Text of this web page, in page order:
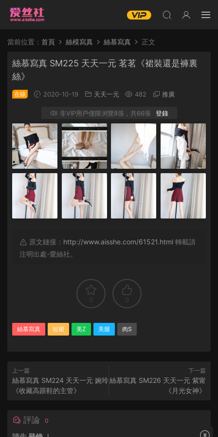
當前位置： 首頁 絲模寫真 絲慕寫真 正文
絲慕寫真 SM225 天天一元 茗茗《裙裝還是褲裏
絲》
在線 2020-10-19 天天一元 482 推廣
非VIP用戶僅限浏覽8張，共66張 登錄
原文鏈接： http://www.aisshe.com/61521.html 轉載請
注明出處-愛絲社。
0 0
絲慕寫真 短裙 美Z 美腿 肉S
上一篇
絲慕寫真 SM224 天天一元 婉玲
《收藏高跟鞋的主管》
下一篇
絲慕寫真 SM226 天天一元 紫甯
《月光女神》
評論 0